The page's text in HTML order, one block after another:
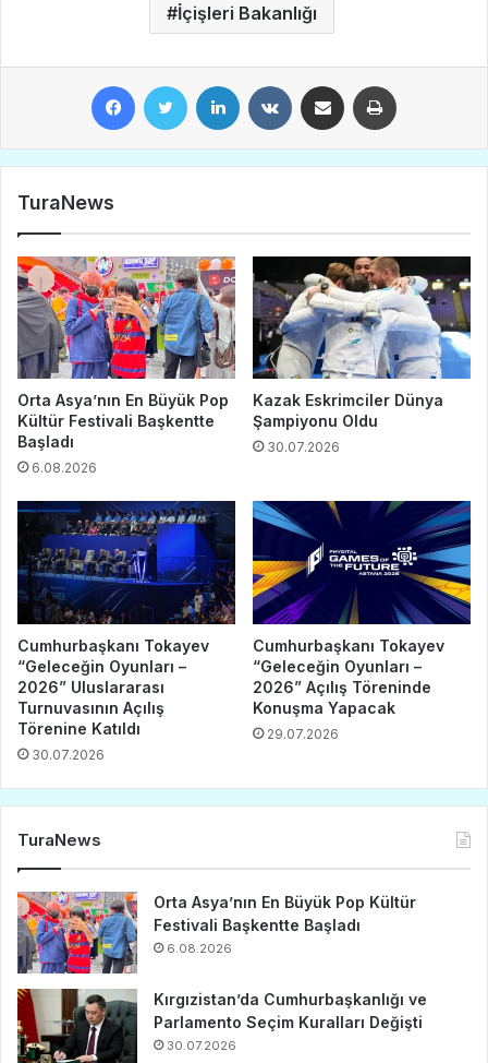
İçişleri Bakanlığı
TuraNews
Orta Asya’nın En Büyük Pop
Kültür Festivali Başkentte
Başladı
6.08.2026
Kazak Eskrimciler Dünya
Şampiyonu Oldu
30.07.2026
Cumhurbaşkanı Tokayev
“Geleceğin Oyunları –
2026” Uluslararası
Turnuvasının Açılış
Törenine Katıldı
30.07.2026
Cumhurbaşkanı Tokayev
“Geleceğin Oyunları –
2026” Açılış Töreninde
Konuşma Yapacak
29.07.2026
TuraNews
Orta Asya’nın En Büyük Pop Kültür
Festivali Başkentte Başladı
6.08.2026
Kırgızistan’da Cumhurbaşkanlığı ve
Parlamento Seçim Kuralları Değişti
30.07.2026